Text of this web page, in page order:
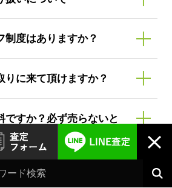
制度はありますか？
りに来て頂けますか？
ですか？必ず売らないと